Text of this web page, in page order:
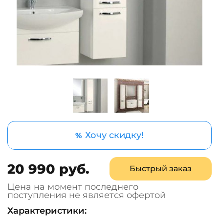
% Хочу скидку!
20 990 руб. Быстрый заказ
Цена на момент последнего
поступления не является офертой
Характеристики: